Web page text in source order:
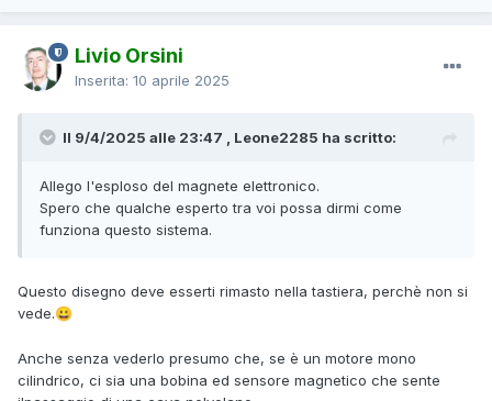
Livio Orsini
Inserita: 10 aprile 2025
Il 9/4/2025 alle 23:47 , Leone2285 ha scritto:
Allego l'esploso del magnete elettronico.
Spero che qualche esperto tra voi possa dirmi come
funziona questo sistema.
Questo disegno deve esserti rimasto nella tastiera, perchè non si
vede.😀
Anche senza vederlo presumo che, se è un motore mono
cilindrico, ci sia una bobina ed sensore magnetico che sente